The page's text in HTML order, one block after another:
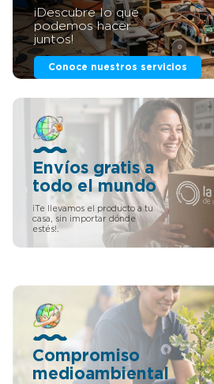
en nuestra patentes. LLÁMANOS
¡Descubre lo que
podemos hacer
juntos!
Conoce nuestros servicios
Envíos gratis a
todo el mundo
¡Te llevamos el producto a tu
casa, sin importar dónde
estés!.
Compromiso
medioambiental